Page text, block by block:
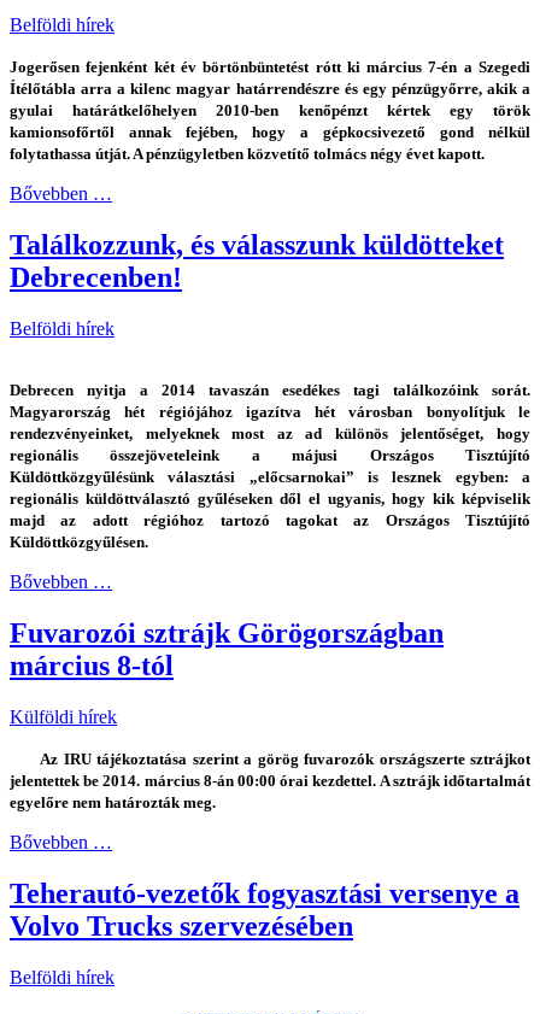
Belföldi hírek
Jogerősen fejenként két év börtönbüntetést rótt ki március 7-én a Szegedi
Ítélőtábla arra a kilenc magyar határrendészre és egy pénzügyőrre, akik a
gyulai határátkelőhelyen 2010-ben kenőpénzt kértek egy török
kamionsofőrtől annak fejében, hogy a gépkocsivezető gond nélkül
folytathassa útját. A pénzügyletben közvetítő tolmács négy évet kapott.
Bővebben …
Találkozzunk, és válasszunk küldötteket
Debrecenben!
Belföldi hírek
Debrecen nyitja a 2014 tavaszán esedékes tagi találkozóink sorát.
Magyarország hét régiójához igazítva hét városban bonyolítjuk le
rendezvényeinket, melyeknek most az ad különös jelentőséget, hogy
regionális összejöveteleink a májusi Országos Tisztújító
Küldöttközgyűlésünk választási „előcsarnokai” is lesznek egyben: a
regionális küldöttválasztó gyűléseken dől el ugyanis, hogy kik képviselik
majd az adott régióhoz tartozó tagokat az Országos Tisztújító
Küldöttközgyűlésen.
Bővebben …
Fuvarozói sztrájk Görögországban
március 8-tól
Külföldi hírek
Az IRU tájékoztatása szerint a görög fuvarozók országszerte sztrájkot
jelentettek be 2014. március 8-án 00:00 órai kezdettel. A sztrájk időtartalmát
egyelőre nem határozták meg.
Bővebben …
Teherautó-vezetők fogyasztási versenye a
Volvo Trucks szervezésében
Belföldi hírek